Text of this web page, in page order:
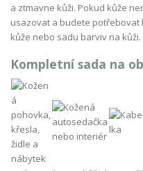
a ztmavne kůži. Pokud kůže
usazovat a budete
kůže nebo sadu barviv na kůži.
Kompletní sada na